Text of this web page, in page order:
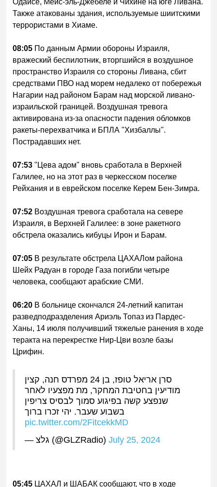
Одайсе, Мейс-эль-Джебеле и Чихине на юге Ливана.
Также атакованы здания, используемые шиитскими
террористами в Хиаме.
08:05 По данным Армии обороны Израиля,
вражеский беспилотник, вторгшийся в воздушное
пространство Израиля со стороны Ливана, сбит
средствами ПВО над морем недалеко от побережья
Нагарии над районом Барам над морской ливано-
израильской границей. Воздушная тревога
активирована из-за опасности падения обломков
ракеты-перехватчика и БПЛА "Хизбаллы".
Пострадавших нет.
07:53 "Цева адом" вновь сработала в Верхней
Галилее, но на этот раз в черкесском поселке
Рейхания и в еврейском поселке Керем Бен-Зимра.
07:52 Воздушная тревога сработала на севере
Израиля, в Верхней Галилее: в зоне ракетного
обстрела оказались кибуцы Ирон и Барам.
07:05 В результате обстрела ЦАХАЛом района
Шейх Радуан в городе Газа погибли четыре
человека, сообщают арабские СМИ.
06:20 В больнице скончался 24-летний капитан
разведподразделения Ариэль Топаз из Пардес-
Ханы, 14 июля получивший тяжелые ранения в ходе
теракта на перекрестке Нир-Цви возле базы
Црифин.
סרן אריאל טופז, בן 24 מפרדס חנה, קצין
מודיעין בחטיבת המחקר, מת מפצעיו לאחר
שנפצע קשה בפיגוע סמוך לבסיס צריפין
בשבוע שעבר. יהי זכרו ברוך
pic.twitter.com/2FitcekkMD
— גלצ (@GLZRadio)July 25, 2024
05:45 ЦАХАЛ и ШАБАК сообщают, что в ходе